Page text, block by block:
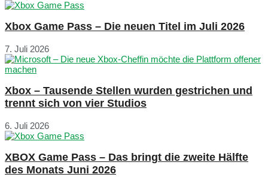
Xbox Game Pass – Die neuen Titel im Juli 2026
7. Juli 2026
Xbox – Tausende Stellen wurden gestrichen und
trennt sich von vier Studios
6. Juli 2026
XBOX Game Pass – Das bringt die zweite Hälfte
des Monats Juni 2026